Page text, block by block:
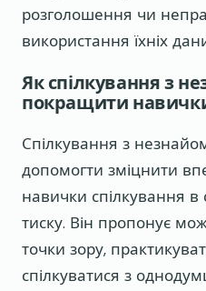
розголошення чи
використання їхніх
Як спілкування з
покращити
Спілкування з
допомогти зміцнити
навички спілкування в
тиску. Він пропонує
точки зору,
спілкуватися з